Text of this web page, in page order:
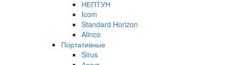
НЕПТУН
Icom
Standard Horizon
Alinco
Портативные
Sirus